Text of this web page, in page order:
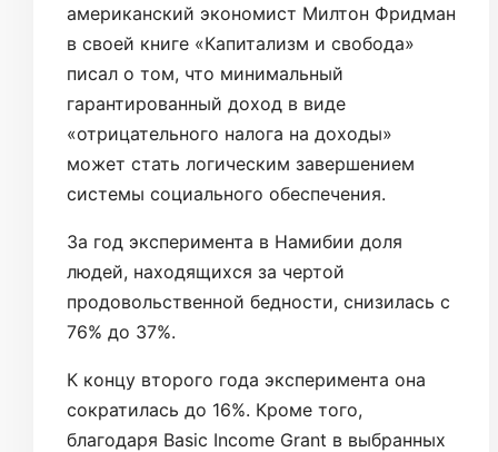
американский экономист Милтон Фридман
в своей книге «Капитализм и свобода»
писал о том, что минимальный
гарантированный доход в виде
«отрицательного налога на доходы»
может стать логическим завершением
системы социального обеспечения.
За год эксперимента в Намибии доля
людей, находящихся за чертой
продовольственной бедности, снизилась с
76% до 37%.
К концу второго года эксперимента она
сократилась до 16%. Кроме того,
благодаря Basic Income Grant в выбранных